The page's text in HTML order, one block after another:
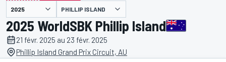
présenté par PHILLIP ISLAND
2025 WorldSBK Phillip Island
21 févr. 2025 au 23 févr. 2025
Phillip Island Grand Prix Circuit, AU